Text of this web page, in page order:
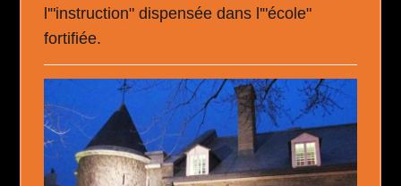
l'"instruction" dispensée dans l'"école"
fortifiée.